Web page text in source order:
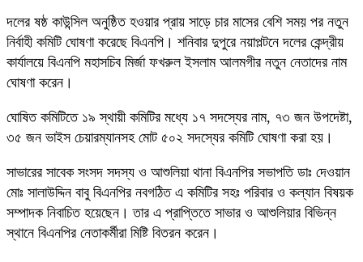
দলের ষষ্ঠ কাউন্সিল অনুষ্ঠিত হওয়ার প্রায় সাড়ে চার মাসের বেশি সময় পর নতুন
নির্বাহী কমিটি ঘোষণা করেছে বিএনপি। শনিবার দুপুরে নয়াপল্টনে দলের কেন্দ্রীয়
কার্যালয়ে বিএনপি মহাসচিব মির্জা ফখরুল ইসলাম আলমগীর নতুন নেতাদের নাম
ঘোষণা করেন।
ঘোষিত কমিটিতে ১৯ স্থায়ী কমিটির মধ্যে ১৭ সদস্যের নাম, ৭৩ জন উপদেষ্টা,
৩৫ জন ভাইস চেয়ারম্যানসহ মোট ৫০২ সদস্যের কমিটি ঘোষণা করা হয়।
সাভারের সাবেক সংসদ সদস্য ও আশুলিয়া থানা বিএনপির সভাপতি ডাঃ দেওয়ান
মোঃ সালাউদ্দিন বাবু বিএনপির নবগঠিত এ কমিটির সহঃ পরিবার ও কল্যান বিষয়ক
সম্পাদক নিবাচিত হয়েছেন। তার এ প্রাপ্তিতে সাভার ও আশুলিয়ার বিভিন্ন
স্থানে বিএনপির নেতাকর্মীরা মিষ্টি বিতরন করেন।